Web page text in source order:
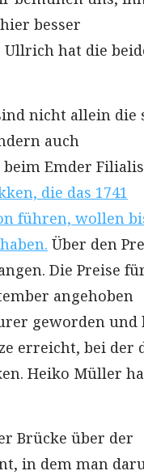
besser
Ullrich hat die
nicht allein die
auch
Emder
die das 1741
führen, wollen
Über den
Die Preise
angehoben
geworden und
erreicht, bei der
Heiko Müller
Brücke über der
in dem man